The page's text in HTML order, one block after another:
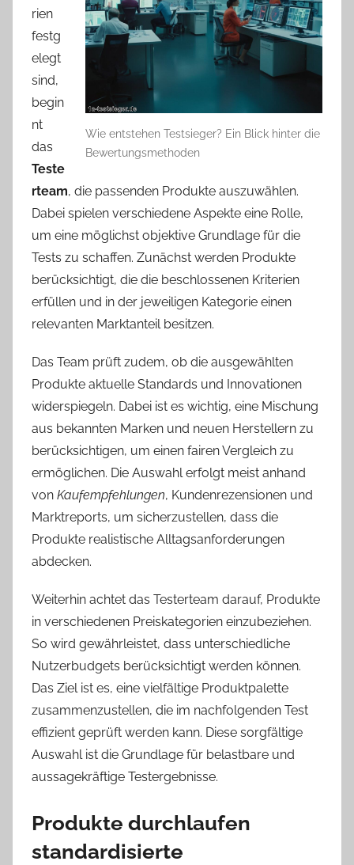
Wie entstehen Testsieger? Ein Blick hinter die
Bewertungsmethoden
rien
festg
elegt
sind,
begin
nt
das
Teste
rteam, die passenden Produkte auszuwählen.
Dabei spielen verschiedene Aspekte eine Rolle,
um eine möglichst objektive Grundlage für die
Tests zu schaffen. Zunächst werden Produkte
berücksichtigt, die die beschlossenen Kriterien
erfüllen und in der jeweiligen Kategorie einen
relevanten Marktanteil besitzen.
Das Team prüft zudem, ob die ausgewählten
Produkte aktuelle Standards und Innovationen
widerspiegeln. Dabei ist es wichtig, eine Mischung
aus bekannten Marken und neuen Herstellern zu
berücksichtigen, um einen fairen Vergleich zu
ermöglichen. Die Auswahl erfolgt meist anhand
von Kaufempfehlungen, Kundenrezensionen und
Marktreports, um sicherzustellen, dass die
Produkte realistische Alltagsanforderungen
abdecken.
Weiterhin achtet das Testerteam darauf, Produkte
in verschiedenen Preiskategorien einzubeziehen.
So wird gewährleistet, dass unterschiedliche
Nutzerbudgets berücksichtigt werden können.
Das Ziel ist es, eine vielfältige Produktpalette
zusammenzustellen, die im nachfolgenden Test
effizient geprüft werden kann. Diese sorgfältige
Auswahl ist die Grundlage für belastbare und
aussagekräftige Testergebnisse.
Produkte durchlaufen
standardisierte